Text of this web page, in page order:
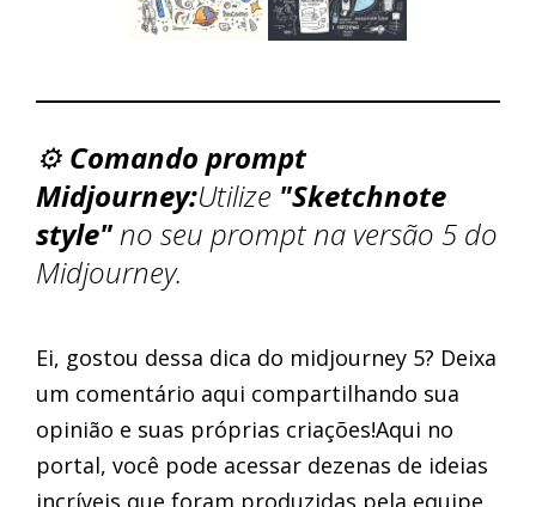
⚙️ Comando prompt
Midjourney:Utilize "Sketchnote
style"no seu prompt na versão 5 do
Midjourney.
Ei, gostou dessa dica do midjourney 5? Deixa
um comentário aqui compartilhando sua
opinião e suas próprias criações!Aqui no
portal, você pode acessar dezenas de ideias
incríveis que foram produzidas pela equipe